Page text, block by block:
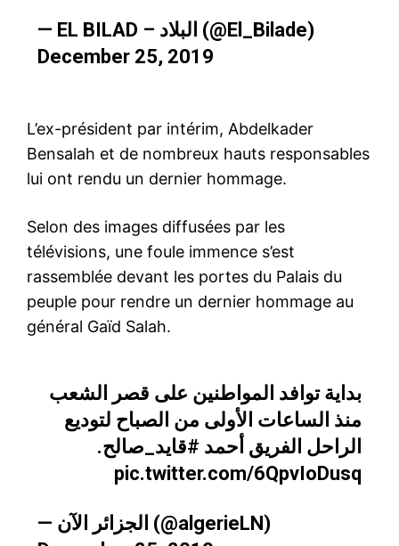
— EL BILAD – البلاد (@El_Bilade)
December 25, 2019
L’ex-président par intérim, Abdelkader
Bensalah et de nombreux hauts responsables
lui ont rendu un dernier hommage.
Selon des images diffusées par les
télévisions, une foule immence s’est
rassemblée devant les portes du Palais du
peuple pour rendre un dernier hommage au
général Gaïd Salah.
بداية توافد المواطنين على قصر الشعب
منذ الساعات الأولى من الصباح لتوديع
الراحل الفريق أحمد #قايد_صالح.
pic.twitter.com/6QpvIoDusq
— الجزائر الآن (@algerieLN)